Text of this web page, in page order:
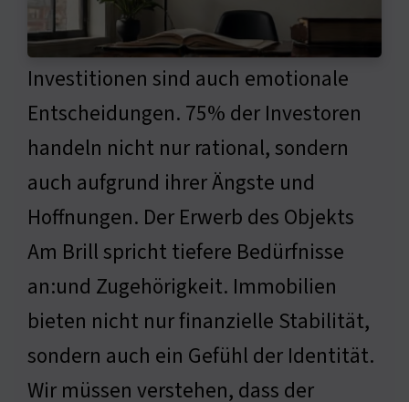
Investitionen sind auch emotionale
Entscheidungen. 75% der Investoren
handeln nicht nur rational, sondern
auch aufgrund ihrer Ängste und
Hoffnungen. Der Erwerb des Objekts
Am Brill spricht tiefere Bedürfnisse
an:und Zugehörigkeit. Immobilien
bieten nicht nur finanzielle Stabilität,
sondern auch ein Gefühl der Identität.
Wir müssen verstehen, dass der